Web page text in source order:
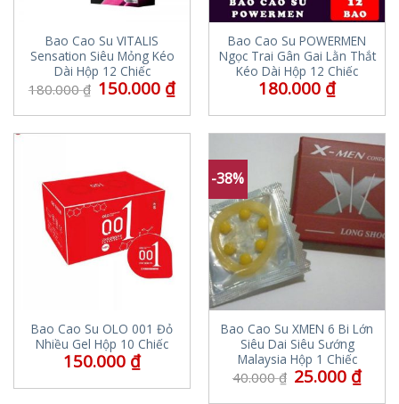
Bao Cao Su VITALIS
Sensation Siêu Mỏng Kéo
Dài Hộp 12 Chiếc
180.000₫ 150.000 ₫
Bao Cao Su POWERMEN
Ngọc Trai Gân Gai Lằn Thắt
Kéo Dài Hộp 12 Chiếc
180.000 ₫
Bao Cao Su OLO 001 Đỏ
Nhiều Gel Hộp 10 Chiếc
150.000 ₫
-38%
Bao Cao Su XMEN 6 Bi Lớn
Siêu Dai Siêu Sướng
Malaysia Hộp 1 Chiếc
40.000₫ 25.000 ₫